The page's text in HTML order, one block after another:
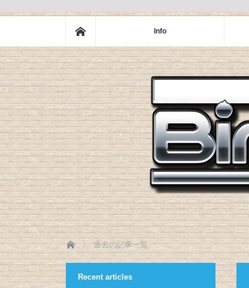
Info
ホーム 過去の記事一覧
Recent articles